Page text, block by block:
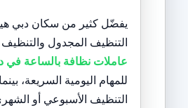
يفضّل كثير من سكان دبي
التنظيف المجدول
عاملات نظافة بالساعة في
للمهام اليومية السريعة،
التنظيف الأسبوعي أو